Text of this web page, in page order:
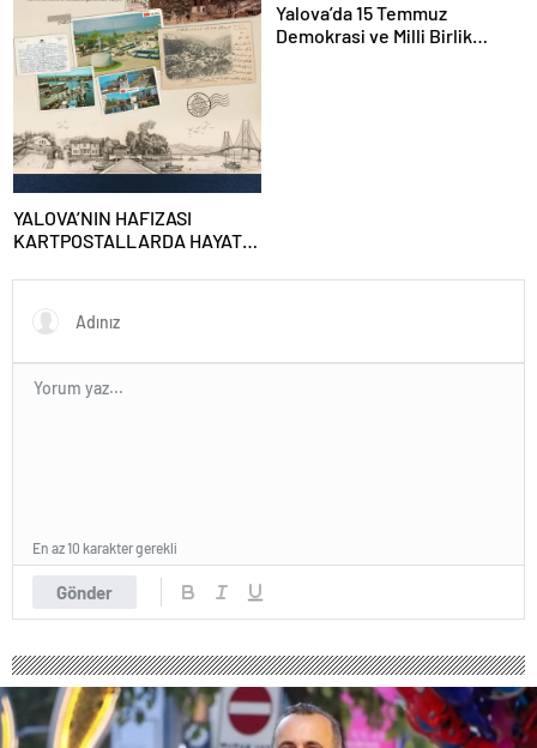
YALOVA’NIN HAFIZASI
KARTPOSTALLARDA HAYAT
Yalova’da 15 Temmuz
Demokrasi ve Milli Birlik
Gönder
En az 10 karakter gerekli